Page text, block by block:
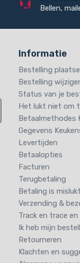
Bellen,
je aan
Informatie
Bestelling
Bestelling
Status van je
Het lukt niet om
Betaalmethodes
Gegevens
Levertijden
Betaalopties
Facturen
Terugbetaling
Betaling is
Verzending &
Track en trace
Ik heb mijn
Retourneren
Klachten en